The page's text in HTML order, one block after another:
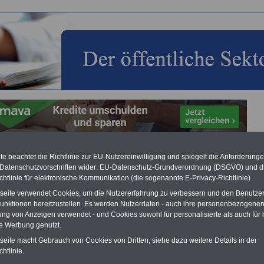
für Beamtinnen und Beamten sowie
im öffentlichen Dienst
Vorteile für den
Dienst
und sparen:
Vergleich Gesetzliche
beachtet die Richtlinie zur EU-Nutzereinwilligung und spiegelt die
wider: EU-Datenschutz-Grundverordnung (DSGVO) und
für elektronische Kommunikation (die sogenannte E-Privacy-Richtlinie).
verwendet Cookies, um die Nutzererfahrung zu verbessern und den
bereitzustellen. Es werden Nutzerdaten - auch ihre
von Anzeigen verwendet - und Cookies sowohl für personalisierte als auch für
Werbung genutzt.
macht Gebrauch von Cookies von Dritten, siehe dazu weitere Details in der